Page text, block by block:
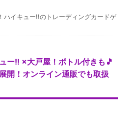
ハイキュー!!のトレーディングカードゲ
ー!! ×大戸屋！ボトル付きも🎵
開！オンライン通販でも取扱